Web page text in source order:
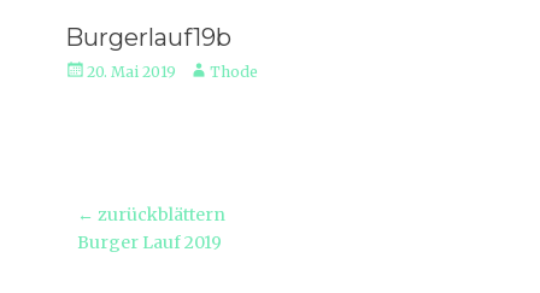
Burgerlauf19b
Veröffentlicht
20. Mai 2019 AutorThode
Beitragsnavigation
← zurückblättern
Vorheriger
Burger Lauf 2019